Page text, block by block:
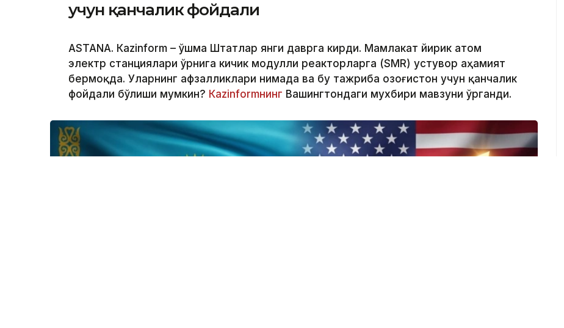
учун қанчалик фойдали
ASTANА. Кazinform – Қўшма Штатлар янги даврга кирди. Мамлакат йирик атом
электр станциялари ўрнига кичик модулли реакторларга (SMR) устувор аҳамият
бермоқда. Уларнинг афзалликлари нимада ва бу тажриба Қозоғистон учун қанчалик
фойдали бўлиши мумкин? Кazinformнинг Вашингтондаги мухбири мавзуни ўрганди.